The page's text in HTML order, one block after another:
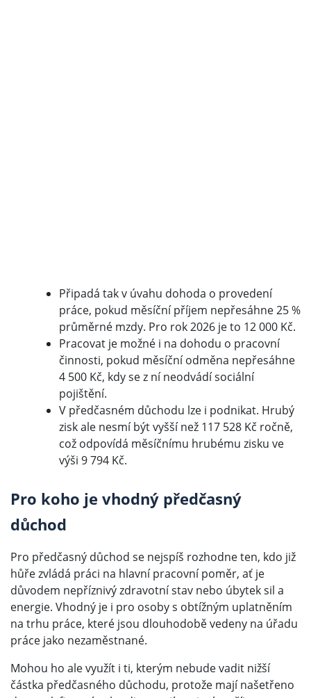
Připadá tak v úvahu dohoda o provedení
práce, pokud měsíční příjem nepřesáhne 25 %
průměrné mzdy. Pro rok 2026 je to 12 000 Kč.
Pracovat je možné i na dohodu o pracovní
činnosti, pokud měsíční odměna nepřesáhne
4 500 Kč, kdy se z ní neodvádí sociální
pojištění.
V předčasném důchodu lze i podnikat. Hrubý
zisk ale nesmí být vyšší než 117 528 Kč ročně,
což odpovídá měsíčnímu hrubému zisku ve
výši 9 794 Kč.
Pro koho je vhodný předčasný
důchod
Pro předčasný důchod se nejspíš rozhodne ten, kdo již
hůře zvládá práci na hlavní pracovní poměr, ať je
důvodem nepříznivý zdravotní stav nebo úbytek sil a
energie. Vhodný je i pro osoby s obtížným uplatněním
na trhu práce, které jsou dlouhodobě vedeny na úřadu
práce jako nezaměstnané.
Mohou ho ale využít i ti, kterým nebude vadit nižší
částka předčasného důchodu, protože mají našetřeno